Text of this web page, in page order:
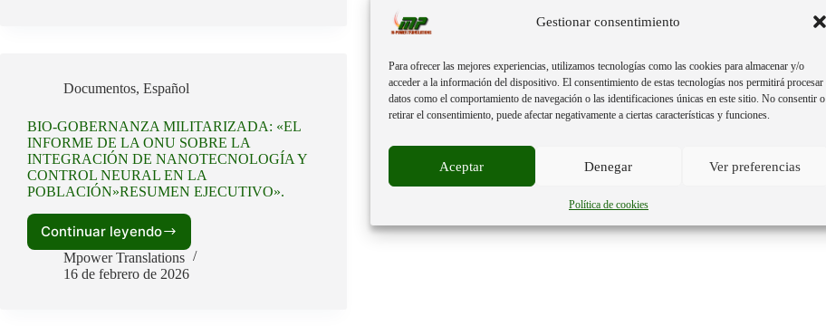
Gestionar consentimiento
Para ofrecer las mejores experiencias, utilizamos tecnologías como las cookies para almacenar y/o
acceder a la información del dispositivo. El consentimiento de estas tecnologías nos permitirá procesar
datos como el comportamiento de navegación o las identificaciones únicas en este sitio. No consentir o
retirar el consentimiento, puede afectar negativamente a ciertas características y funciones.
Aceptar Denegar Ver preferencias
Política de cookies
Núcleo
la
Agenda
2030.
RELATÓRIO
SOBRE
A
INTEGRAÇÃO
NANOTECNOLOGIA
E
CONTROLO
POPULAÇÃO»RESUMO
Documentos, Español
BIO-GOBERNANZA MILITARIZADA: «EL
INFORME DE LA ONU SOBRE LA
INTEGRACIÓN DE NANOTECNOLOGÍA Y
CONTROL NEURAL EN LA
POBLACIÓN»RESUMEN EJECUTIVO».
Continuar leyendo
BIO-
GOBERNANZA
MILITARIZADA:
Mpower Translations
16 de febrero de 2026